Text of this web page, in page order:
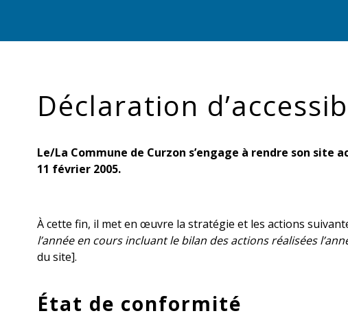
Déclaration
Le/La Commune de Curzon s’engage à rendre son site
11 février 2005.
À cette fin, il met en œuvre la stratégie et les actions
l’année en cours incluant le bilan des actions réalisées
du site].
État de conformité